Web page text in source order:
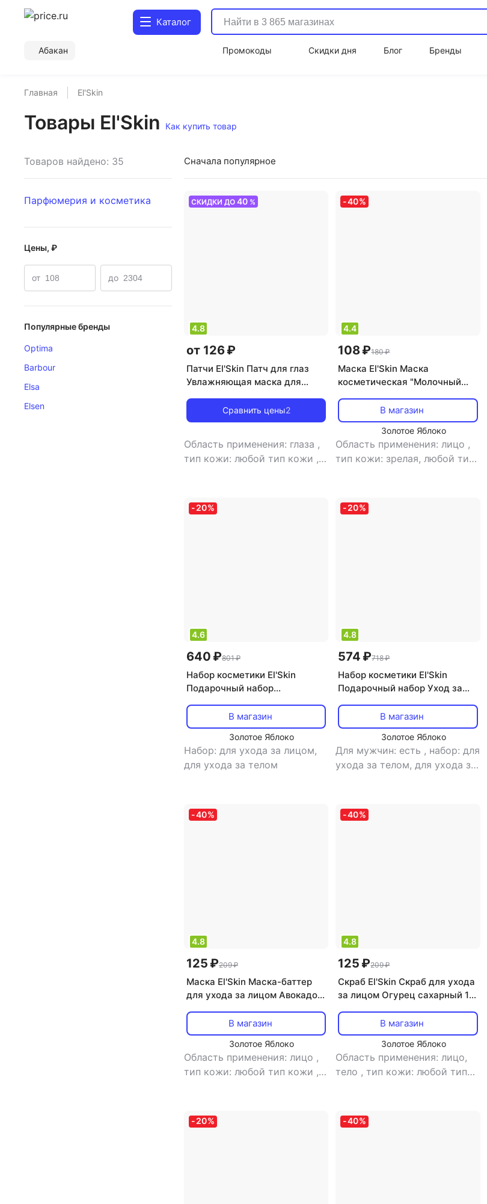
Каталог
Абакан
Промокоды Скидки дня Блог Бренды
Главная El'Skin
Товары El'Skin Как купить товар
Товаров найдено: 35
Парфюмерия и косметика
Цены, ₽
от до
Популярные бренды
Optima
Barbour
Elsa
Elsen
Сначала популярное
СКИДКИ ДО 40%
4.8
от 126 ₽
Патчи El'Skin Патч для глаз
Увлажняющая маска для
Сравнить цены2
Область применения: глаза ,
тип кожи: любой тип кожи ,
кругов, лифтинг, отбеливание,
питание, тонизирующий,
-40%
4.4
108 ₽180 ₽
Маска El'Skin Маска
косметическая "Молочный
В магазин
Золотое Яблоко
Область применения: лицо ,
тип кожи: зрелая, любой тип
антистресс, борьба с
морщинами, отбеливание,
-20%
4.6
640 ₽801 ₽
Набор косметики El'Skin
Подарочный набор
В магазин
Золотое Яблоко
Набор: для ухода за лицом,
для ухода за телом
-20%
4.8
574 ₽718 ₽
Набор косметики El'Skin
Подарочный набор Уход за
В магазин
Золотое Яблоко
Для мужчин: есть , набор: для
ухода за телом, для ухода за
-40%
4.8
125 ₽209 ₽
Маска El'Skin Маска-баттер
для ухода за лицом Авокадо
В магазин
Золотое Яблоко
Область применения: лицо ,
тип кожи: любой тип кожи ,
увлажнение
-40%
4.8
125 ₽209 ₽
Скраб El'Skin Скраб для ухода
за лицом Огурец сахарный 10
В магазин
Золотое Яблоко
Область применения: лицо,
тело ,тип кожи: любой тип
антистресс, избавление от
черных точек, матирующий,
-20% -40%